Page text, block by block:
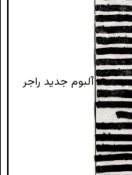
آلبوم جدید راجر